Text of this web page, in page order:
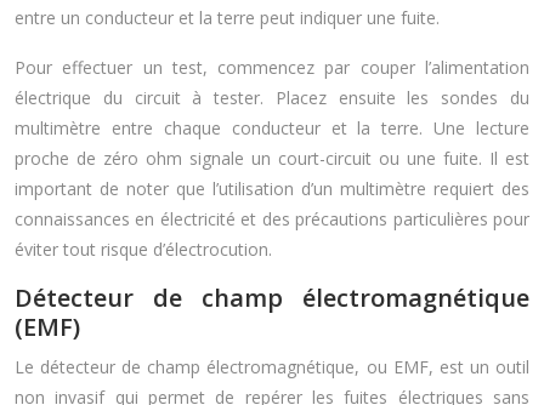
entre un conducteur et la terre peut indiquer une fuite.
Pour effectuer un test, commencez par couper l’alimentation
électrique du circuit à tester. Placez ensuite les sondes du
multimètre entre chaque conducteur et la terre. Une lecture
proche de zéro ohm signale un court-circuit ou une fuite. Il est
important de noter que l’utilisation d’un multimètre requiert des
connaissances en électricité et des précautions particulières pour
éviter tout risque d’électrocution.
Détecteur de champ électromagnétique
(EMF)
Le détecteur de champ électromagnétique, ou EMF, est un outil
non invasif qui permet de repérer les fuites électriques sans